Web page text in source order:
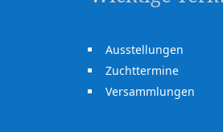
Ausstellungen
Zuchttermine
Versammlungen